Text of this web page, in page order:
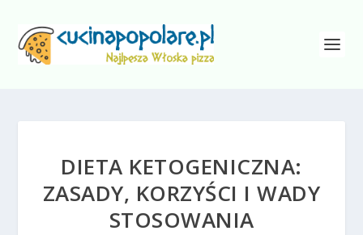
DIETA KETOGENICZNA:
ZASADY, KORZYŚCI I WADY
STOSOWANIA